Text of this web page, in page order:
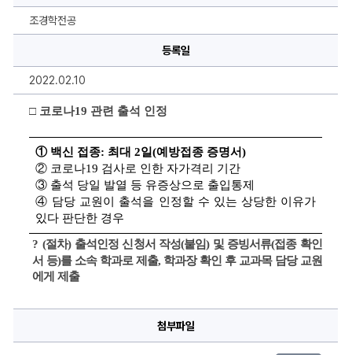
정
세
조경학전공
등록일
2022.02.10
□ 코로나19 관련 출석 인정
① 백신 접종: 최대 2일(예방접종 증명서)
② 코로나19 검사로 인한 자가격리 기간
③ 출석 당일 발열 등 유증상으로 출입통제
④ 담당 교원이 출석을 인정할 수 있는 상당한 이유가
있다 판단한 경우
? (절차) 출석인정 신청서 작성(붙임) 및 증빙서류(접종 확인
서 등)를 소속 학과로 제출, 학과장 확인 후 교과목 담당 교원
에게 제출
첨부파일